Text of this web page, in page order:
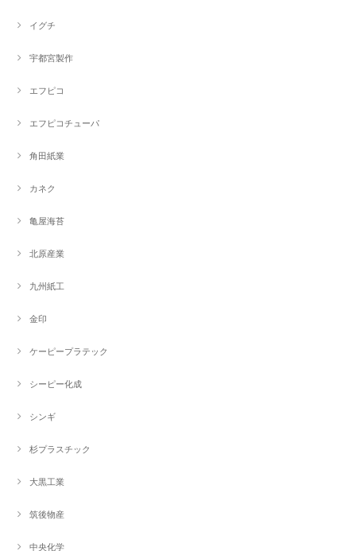
イグチ
宇都宮製作
エフピコ
エフピコチューパ
角田紙業
カネク
亀屋海苔
北原産業
九州紙工
金印
ケーピープラテック
シーピー化成
シンギ
杉プラスチック
大黒工業
筑後物産
中央化学